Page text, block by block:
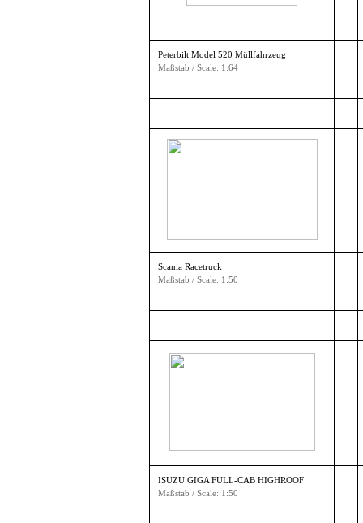
Peterbilt Model 520 Müllfahrzeug
Maßstab / Scale: 1:64
Scania Racetruck
Maßstab / Scale: 1:50
ISUZU GIGA FULL-CAB HIGHROOF
Maßstab / Scale: 1:50